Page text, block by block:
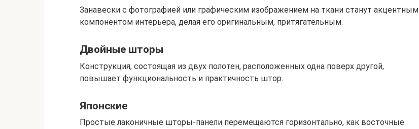
Занавески с фотографией или графическим изображением на ткани станут акцентным
компонентом интерьера, делая его оригинальным, притягательным.
Двойные шторы
Конструкция, состоящая из двух полотен, расположенных одна поверх другой,
повышает функциональность и практичность штор.
Японские
Простые лаконичные шторы-панели перемещаются горизонтально, как восточные